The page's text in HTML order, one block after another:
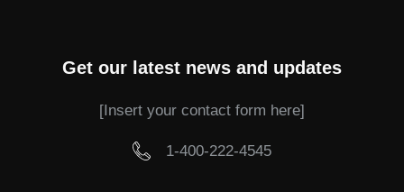
Get our latest news and updates
[Insert your contact form here]
1-400-222-4545